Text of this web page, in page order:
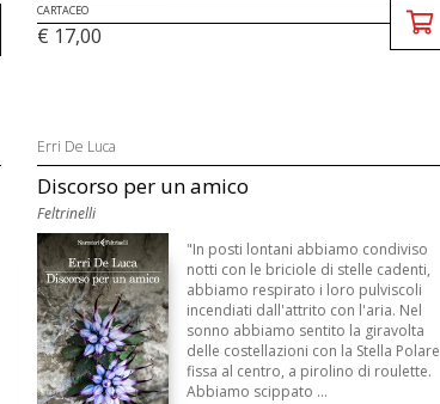
CARTACEO
€ 17,00
Erri De Luca
Discorso per un amico
Feltrinelli
"In posti lontani abbiamo condiviso
notti con le briciole di stelle cadenti,
abbiamo respirato i loro pulviscoli
incendiati dall'attrito con l'aria. Nel
sonno abbiamo sentito la giravolta
delle costellazioni con la Stella Polare
fissa al centro, a pirolino di roulette.
Abbiamo scippato ...